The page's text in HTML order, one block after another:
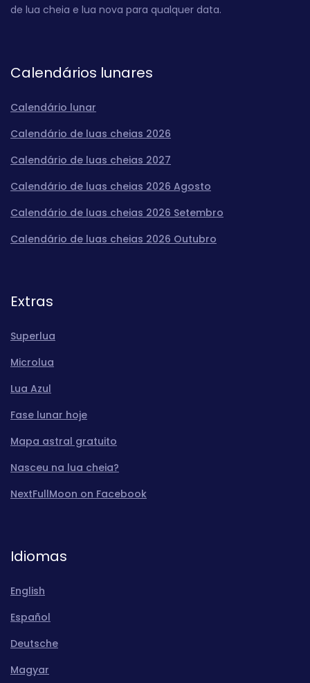
de lua cheia e lua nova para qualquer data.
Calendários lunares
Calendário lunar
Calendário de luas cheias 2026
Calendário de luas cheias 2027
Calendário de luas cheias 2026 Agosto
Calendário de luas cheias 2026 Setembro
Calendário de luas cheias 2026 Outubro
Extras
Superlua
Microlua
Lua Azul
Fase lunar hoje
Mapa astral gratuito
Nasceu na lua cheia?
NextFullMoon on Facebook
Idiomas
English
Español
Deutsche
Magyar